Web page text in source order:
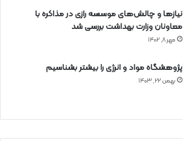
نیازها و چالش‌های موسسه رازی در مذاکره با
معاونان وزارت بهداشت بررسی شد
مهر ۸, ۱۴۰۲
پژوهشگاه مواد و انرژی را بیشتر بشناسیم
بهمن ۲۲, ۱۴۰۳